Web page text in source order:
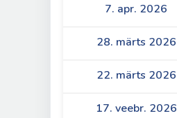
7. apr. 2026
28. märts 2026
22. märts 2026
17. veebr. 2026